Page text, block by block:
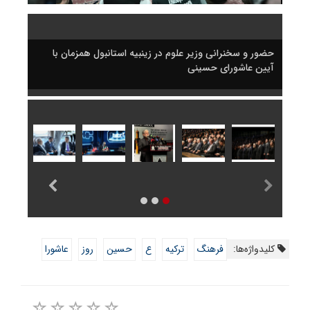
حضور و سخنرانی وزیر علوم در زینبیه استانبول همزمان با
آیین عاشورای حسینی
کلیدواژه‌ها: فرهنگ ترکیه ع حسین روز عاشورا